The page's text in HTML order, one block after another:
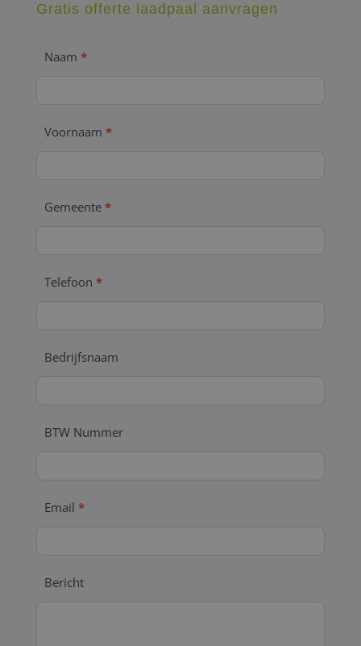
Gratis offerte laadpaal aanvragen
Naam *
Voornaam *
Gemeente *
Telefoon *
Bedrijfsnaam
BTW Nummer
Email *
Bericht